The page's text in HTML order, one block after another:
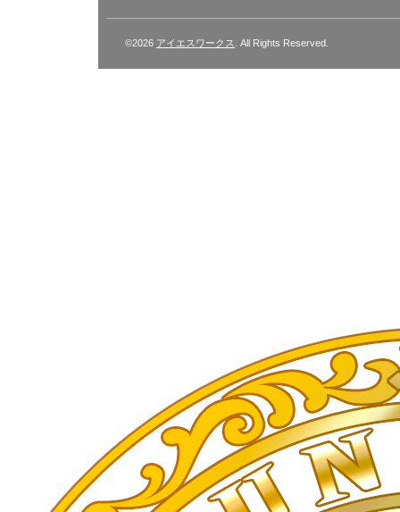
©2026 アイエスワークス . All Rights Reserved.